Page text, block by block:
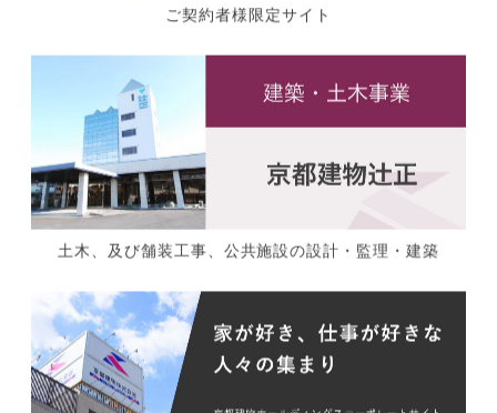
ご契約者様限定サイト
土木、及び舗装工事、公共施設の設計・監理・建築